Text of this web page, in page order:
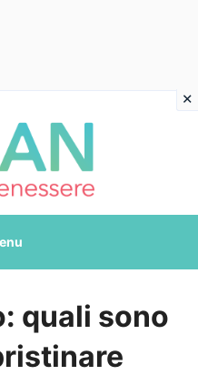
quali sono